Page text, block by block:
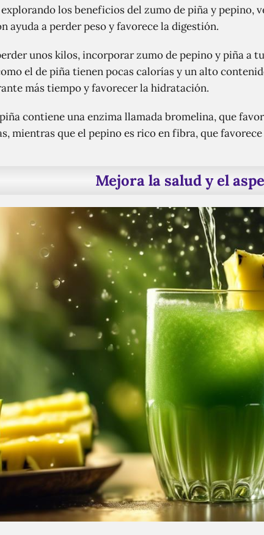
explorando los beneficios del zumo de piña y pepino,
ayuda a perder peso y favorece la digestión.
unos kilos, incorporar zumo de pepino y piña a
el de piña tienen pocas calorías y un alto
más tiempo y favorecer la hidratación.
contiene una enzima llamada bromelina, que
mientras que el pepino es rico en fibra, que
Mejora la salud y el